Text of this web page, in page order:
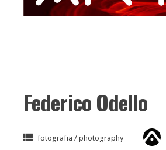
Federico Odello
fotografia / photography